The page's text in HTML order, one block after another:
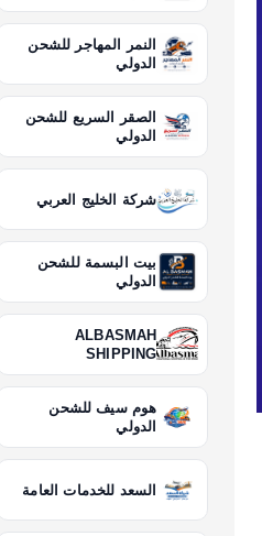
النمر المهاجر للشحن
الدولي
الصقر السريع للشحن
الدولي
شركة الخليج العربي
بيت البسمة للشحن
الدولي
ALBASMAH
SHIPPING
هوم سيف للشحن
الدولي
السعد للخدمات العامة